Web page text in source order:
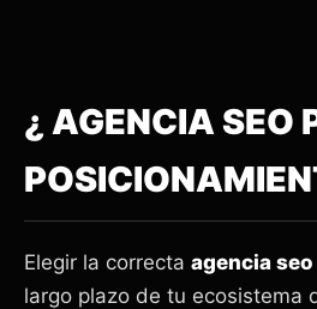
¿ AGENCIA SEO
Elegir la correcta agencia seo
largo plazo de tu ecosistema